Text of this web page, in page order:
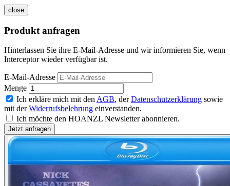
close
Produkt anfragen
Hinterlassen Sie ihre E-Mail-Adresse und wir informieren Sie, wenn
Interceptor wieder verfügbar ist.
E-Mail-Adresse
Menge
Ich erkläre mich mit den AGB, derDatenschutzerklärung sowie
mit derWiderrufsbelehrung einverstanden.
Ich möchte den HOANZL Newsletter abonnieren.